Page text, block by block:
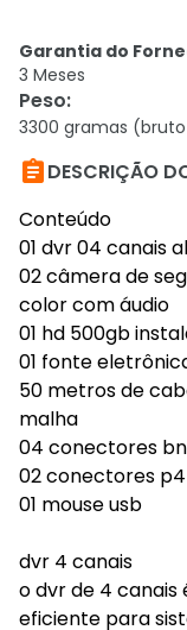
Garantia do
3 Meses
Peso:
3300 gramas
DESCRIÇÃO
Conteúdo
01 dvr 04 canais
02 câmera de
color com áudio
01 hd 500gb
01 fonte
50 metros de
malha
04 conectores
02 conectores
01 mouse usb
dvr 4 canais
o dvr de 4 canais
eficiente para